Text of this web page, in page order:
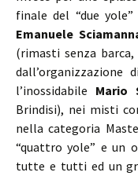
finale del “due
Emanuele
(rimasti senza
dall’organizzazione
l’inossidabile Mario
Brindisi), nei misti
nella categoria
“quattro yole” e un
tutte e tutti ed un